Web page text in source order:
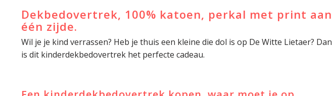
Dekbedovertrek, 100% katoen, perkal met print aan
één zijde.
Wil je je kind verrassen? Heb je thuis een kleine die dol is op De Witte Lietaer? Dan
is dit kinderdekbedovertrek het perfecte cadeau.